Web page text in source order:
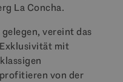
La Concha.
vereint das
mit
von der